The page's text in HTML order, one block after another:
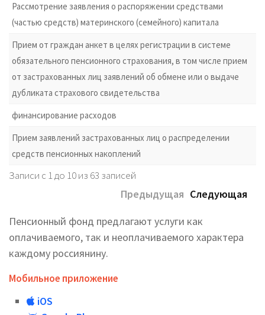
Рассмотрение заявления о распоряжении средствами
(частью средств) материнского (семейного) капитала
Прием от граждан анкет в целях регистрации в системе
обязательного пенсионного страхования, в том числе прием
от застрахованных лиц заявлений об обмене или о выдаче
дубликата страхового свидетельства
финансирование расходов
Прием заявлений застрахованных лиц о распределении
средств пенсионных накоплений
Записи с 1 до 10 из 63 записей
Предыдущая Следующая
Пенсионный фонд предлагают услуги как
оплачиваемого, так и неоплачиваемого характера
каждому россиянину.
Мобильное приложение
iOS